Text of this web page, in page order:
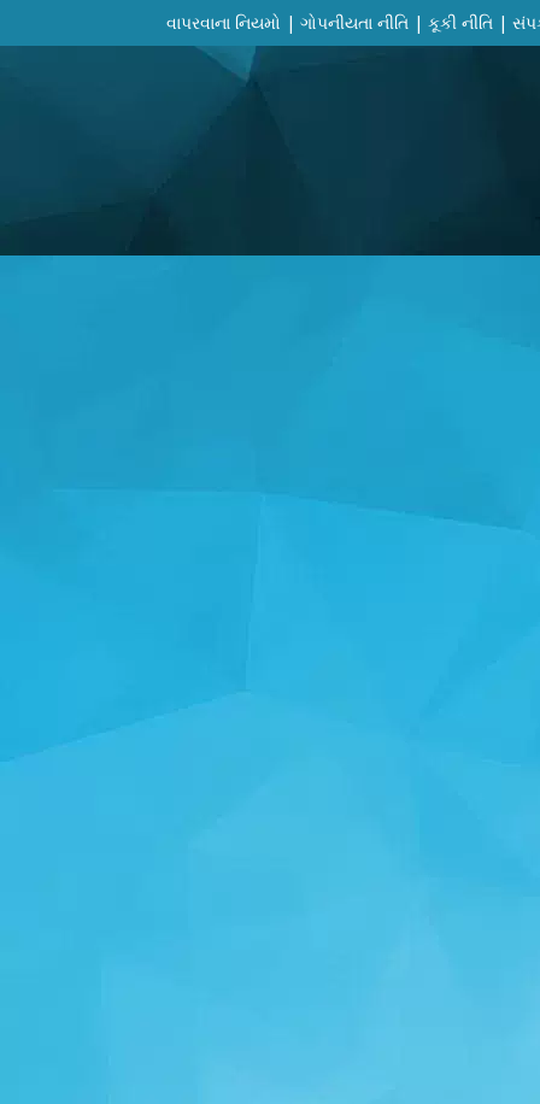
વાપરવાના નિયમો | ગોપનીયતા નીતિ| કૂકી નીતિ|